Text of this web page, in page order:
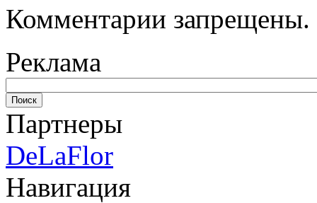
Комментарии запрещены.
Реклама
Партнеры
DeLaFlor
Навигация